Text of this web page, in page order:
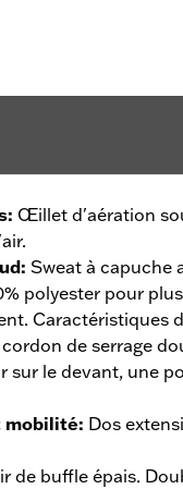
: Œillet d'aération
: Sweat à capuche
polyester pour
Caractéristiques
de serrage
sur le devant, une
mobilité: Dos
de buffle épais.